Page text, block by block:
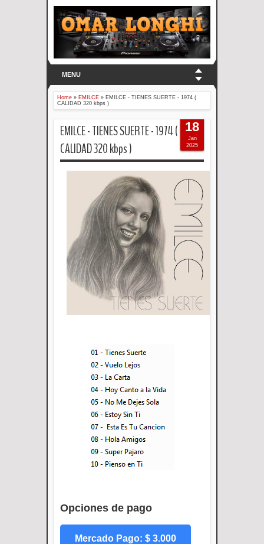
MENU
Home » EMILCE » EMILCE - TIENES SUERTE - 1974 (
CALIDAD 320 kbps )
EMILCE - TIENES SUERTE - 1974 (
CALIDAD 320 kbps )
Opciones de pago
Mercado Pago: $ 3.000
18
Jan
2025